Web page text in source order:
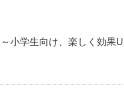
小学生向け、楽しく効果